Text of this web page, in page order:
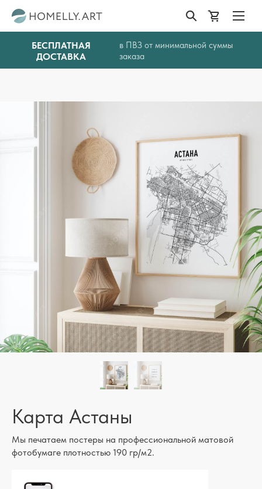
БЕСПЛАТНАЯ
ДОСТАВКА
в ПВЗ от минимальной суммы
заказа
Карта Астаны
Мы печатаем постеры на профессиональной матовой
фотобумаге плотностью 190 гр/м2.